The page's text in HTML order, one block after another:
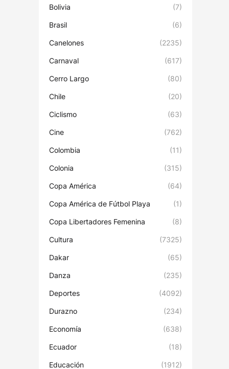
Bolivia (7)
Brasil (6)
Canelones (2235)
Carnaval (617)
Cerro Largo (80)
Chile (20)
Ciclismo (63)
Cine (762)
Colombia (11)
Colonia (315)
Copa América (64)
Copa América de Fútbol Playa (1)
Copa Libertadores Femenina (8)
Cultura (7325)
Dakar (65)
Danza (235)
Deportes (4092)
Durazno (234)
Economía (638)
Ecuador (18)
Educación (1912)